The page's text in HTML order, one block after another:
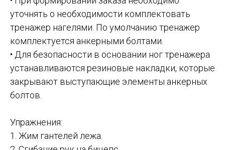
уточнять о необходимости комплектовать
тренажер нагелями. По умолчанию тренажер
комплектуется анкерными болтами.
• Для безопасности в основании ног тренажера
устанавливаются резиновые накладки, которые
закрывают выступающие элементы анкерных
болтов.
Упражнения:
1. Жим гантелей лежа.